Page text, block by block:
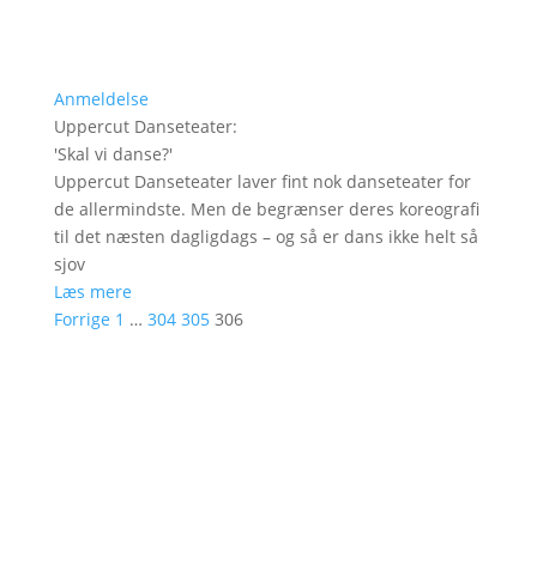
Anmeldelse
Uppercut Danseteater:
'Skal vi danse?'
Uppercut Danseteater laver fint nok danseteater for
de allermindste. Men de begrænser deres koreografi
til det næsten dagligdags – og så er dans ikke helt så
sjov
Læs mere
Forrige 1 … 304 305 306